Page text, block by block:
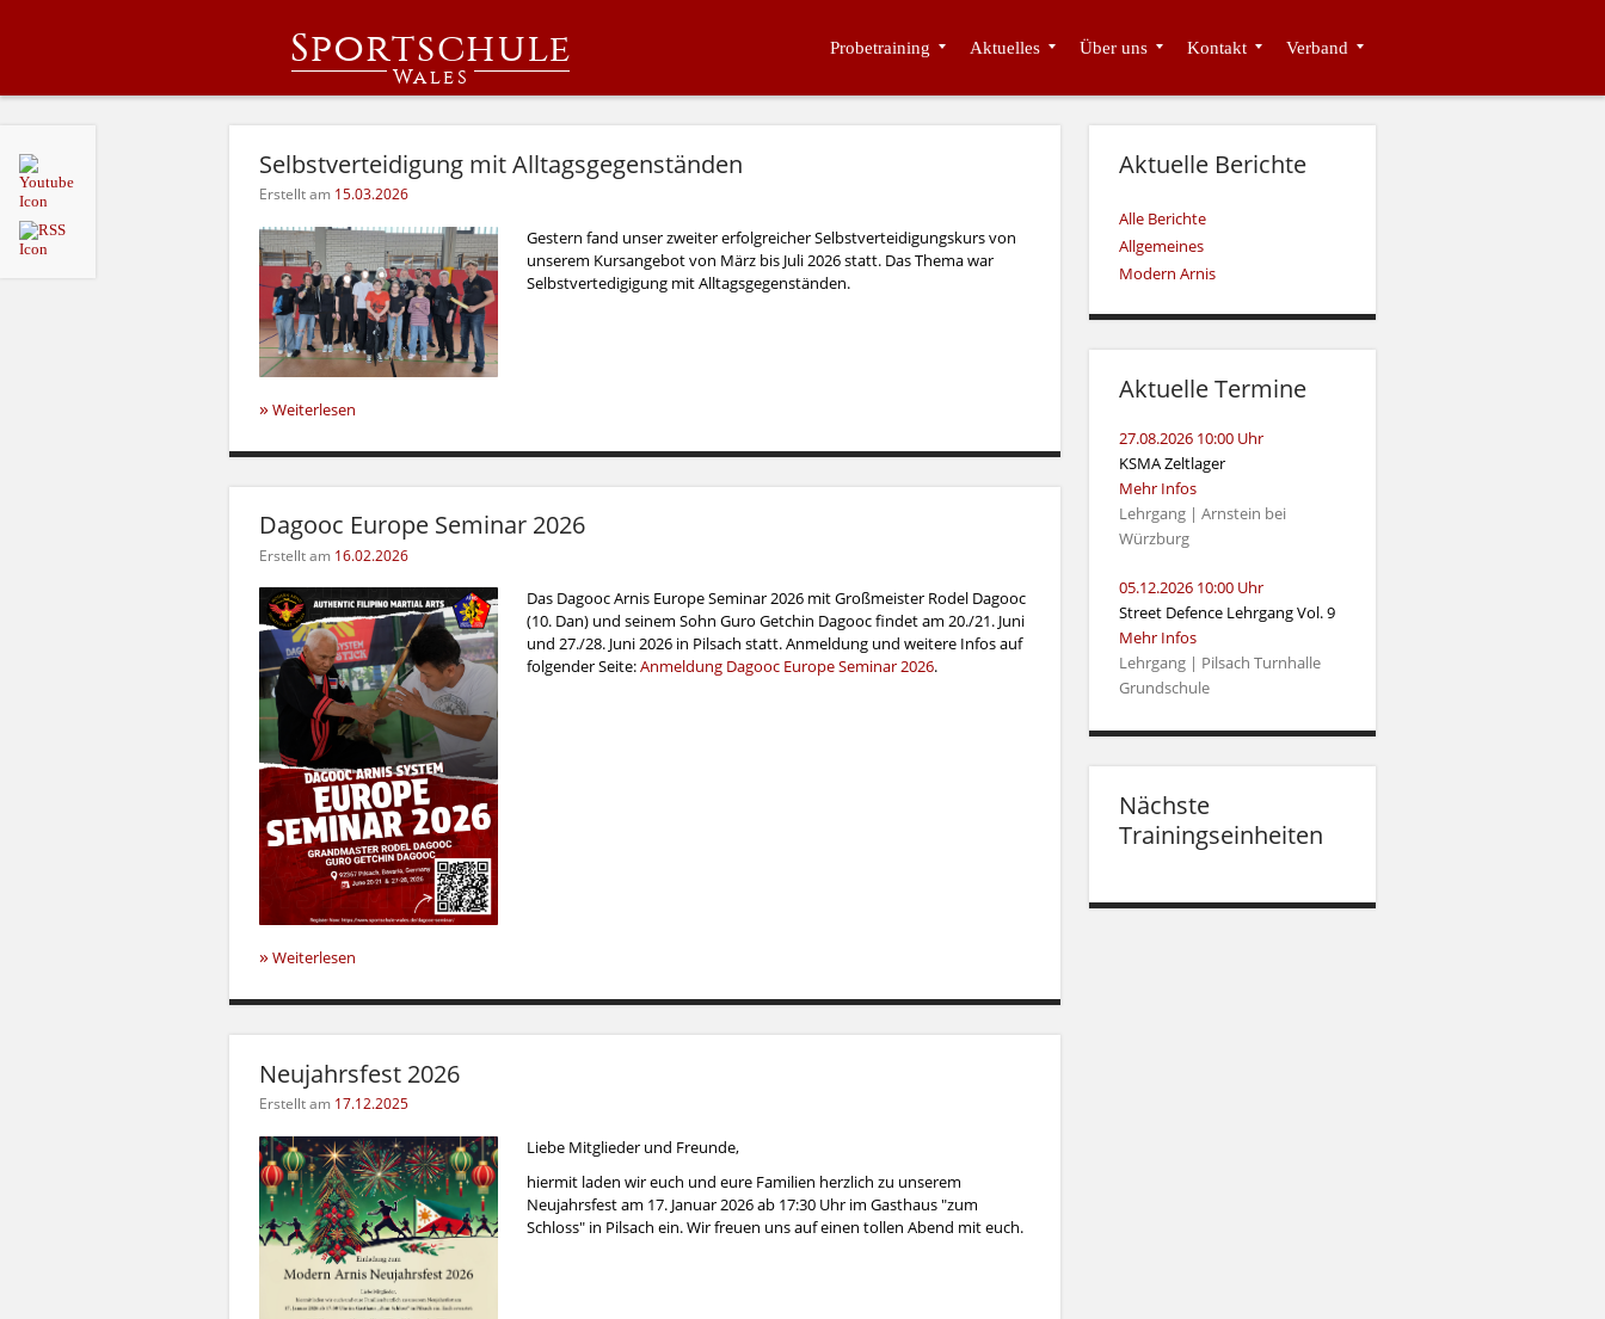
Sportschule
Wales
Probetraining Aktuelles Über uns Kontakt Verband
Selbstverteidigung mit Alltagsgegenständen
Erstellt am 15.03.2026
Gestern fand unser zweiter erfolgreicher Selbstverteidigungskurs von
unserem Kursangebot von März bis Juli 2026 statt. Das Thema war
Selbstvertedigigung mit Alltagsgegenständen.
» Weiterlesen
Dagooc Europe Seminar 2026
Erstellt am 16.02.2026
Das Dagooc Arnis Europe Seminar 2026 mit Großmeister Rodel Dagooc
(10. Dan) und seinem Sohn Guro Getchin Dagooc findet am 20./21. Juni
und 27./28. Juni 2026 in Pilsach statt. Anmeldung und weitere Infos auf
folgender Seite:Anmeldung Dagooc Europe Seminar 2026.
» Weiterlesen
Neujahrsfest 2026
Erstellt am 17.12.2025
Liebe Mitglieder und Freunde,
hiermit laden wir euch und eure Familien herzlich zu unserem
Neujahrsfest am 17. Januar 2026 ab 17:30 Uhr im Gasthaus "zum
Schloss" in Pilsach ein. Wir freuen uns auf einen tollen Abend mit euch.
Aktuelle Berichte
Alle Berichte
Allgemeines
Modern Arnis
Aktuelle Termine
27.08.2026 10:00 Uhr
KSMA Zeltlager
Mehr Infos
Lehrgang | Arnstein bei
Würzburg
05.12.2026 10:00 Uhr
Street Defence Lehrgang Vol. 9
Mehr Infos
Lehrgang | Pilsach Turnhalle
Grundschule
Nächste
Trainingseinheiten